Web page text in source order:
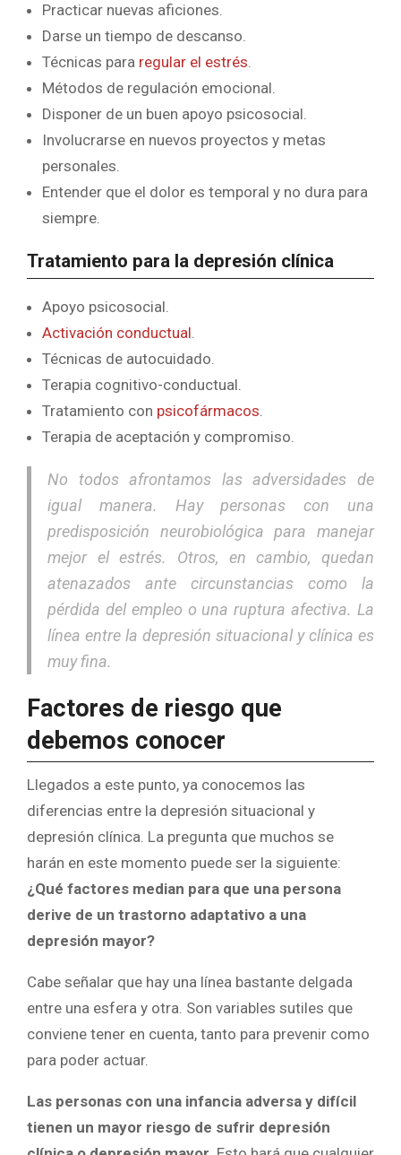
Practicar nuevas aficiones.
Darse un tiempo de descanso.
Técnicas para regular el estrés.
Métodos de regulación emocional.
Disponer de un buen apoyo psicosocial.
Involucrarse en nuevos proyectos y metas
personales.
Entender que el dolor es temporal y no dura para
siempre.
Tratamiento para la depresión clínica
Apoyo psicosocial.
Activación conductual.
Técnicas de autocuidado.
Terapia cognitivo-conductual.
Tratamiento con psicofármacos.
Terapia de aceptación y compromiso.
No todos afrontamos las adversidades de
igual manera. Hay personas con una
predisposición neurobiológica para manejar
mejor el estrés. Otros, en cambio, quedan
atenazados ante circunstancias como la
pérdida del empleo o una ruptura afectiva. La
línea entre la depresión situacional y clínica es
muy fina.
Factores de riesgo que
debemos conocer
Llegados a este punto, ya conocemos las
diferencias entre la depresión situacional y
depresión clínica. La pregunta que muchos se
harán en este momento puede ser la siguiente:
¿Qué factores median para que una persona
derive de un trastorno adaptativo a una
depresión mayor?
Cabe señalar que hay una línea bastante delgada
entre una esfera y otra. Son variables sutiles que
conviene tener en cuenta, tanto para prevenir como
para poder actuar.
Las personas con una infancia adversa y difícil
tienen un mayor riesgo de sufrir depresión